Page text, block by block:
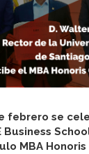
febrero se
Business
MBA Honoris